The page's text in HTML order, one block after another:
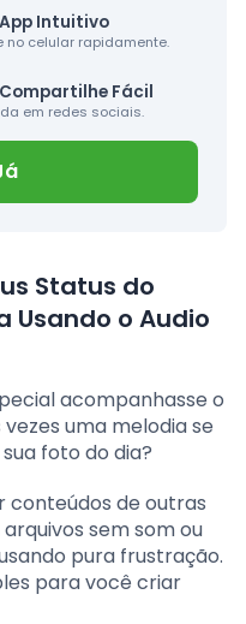
App Intuitivo
no celular rapidamente.
Compartilhe Fácil
em redes sociais.
Status do
Usando o Audio
acompanhasse o
uma melodia se
foto do dia?
conteúdos de outras
sem som ou
pura frustração.
para você criar